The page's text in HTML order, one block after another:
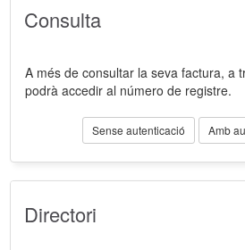
Consulta
A més de consultar la seva factura, a
podrà accedir al número de registre.
Sense autenticació Amb
Directori